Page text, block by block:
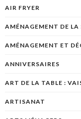
AIR FRYER
AMÉNAGEMENT DE LA
AMÉNAGEMENT ET
ANNIVERSAIRES
ART DE LA TABLE :
ARTISANAT